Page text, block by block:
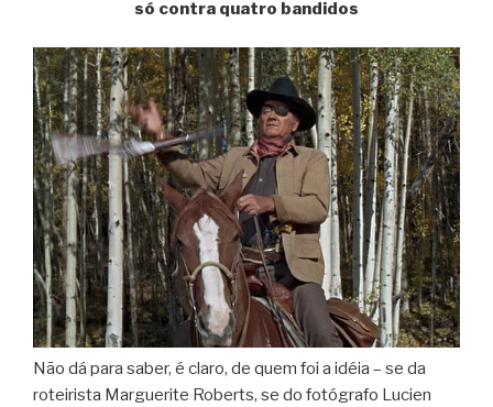
só contra quatro bandidos
Não dá para saber, é claro, de quem foi a idéia – se da
roteirista Marguerite Roberts, se do fotógrafo Lucien